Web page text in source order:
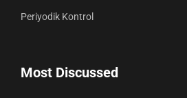
Periyodik Kontrol
Most Discussed